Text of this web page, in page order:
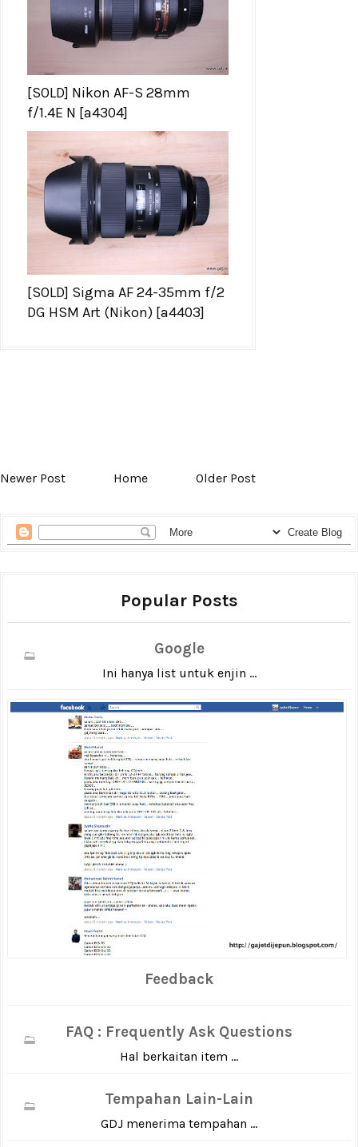
[SOLD] Nikon AF-S 28mm
f/1.4E N [a4304]
[SOLD] Sigma AF 24-35mm f/2
DG HSM Art (Nikon) [a4403]
Newer Post Home Older Post
Popular Posts
Google
Ini hanya list untuk enjin ...
Feedback
FAQ : Frequently Ask Questions
Hal berkaitan item ...
Tempahan Lain-Lain
GDJ menerima tempahan ...